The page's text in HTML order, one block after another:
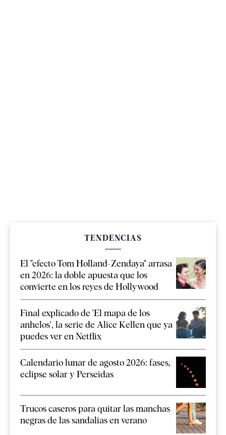
TENDENCIAS
El "efecto Tom Holland-Zendaya" arrasa
en 2026: la doble apuesta que los
convierte en los reyes de Hollywood
Final explicado de 'El mapa de los
anhelos', la serie de Alice Kellen que ya
puedes ver en Netflix
Calendario lunar de agosto 2026: fases,
eclipse solar y Perseidas
Trucos caseros para quitar las manchas
negras de las sandalias en verano